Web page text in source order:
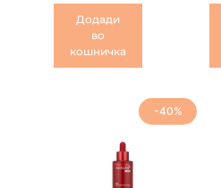
Додади
во
кошничка
-40%